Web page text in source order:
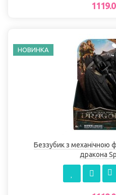
НОВИНКА
Беззубик з механічною
дракона